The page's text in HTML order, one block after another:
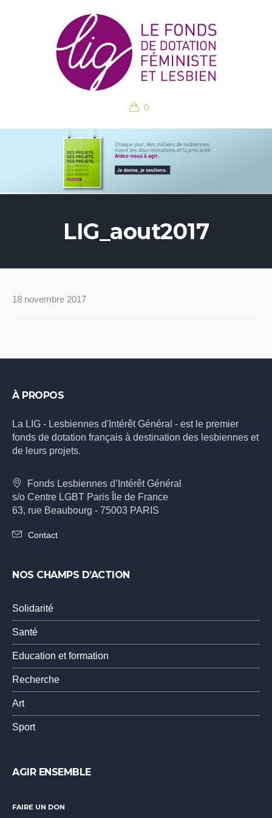
0
LIG_aout2017
18 novembre 2017
À PROPOS
La LIG - Lesbiennes d'Intérêt Général - est le premier
fonds de dotation français à destination des lesbiennes et
de leurs projets.
Fonds Lesbiennes d’Intérêt Général
s/o Centre LGBT Paris Île de France
63, rue Beaubourg - 75003 PARIS
Contact
NOS CHAMPS D’ACTION
Solidarité
Santé
Education et formation
Recherche
Art
Sport
AGIR ENSEMBLE
FAIRE UN DON